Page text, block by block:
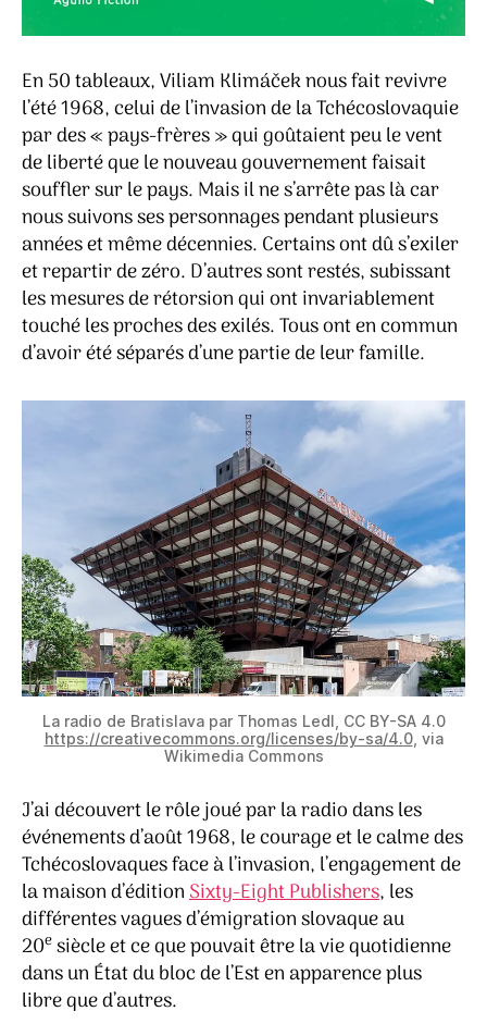
En 50 tableaux, Viliam Klimáček nous fait revivre
l’été 1968, celui de l’invasion de la Tchécoslovaquie
par des « pays-frères » qui goûtaient peu le vent
de liberté que le nouveau gouvernement faisait
souffler sur le pays. Mais il ne s’arrête pas là car
nous suivons ses personnages pendant plusieurs
années et même décennies. Certains ont dû s’exiler
et repartir de zéro. D’autres sont restés, subissant
les mesures de rétorsion qui ont invariablement
touché les proches des exilés. Tous ont en commun
d’avoir été séparés d’une partie de leur famille.
La radio de Bratislava par Thomas Ledl, CC BY-SA 4.0
https://creativecommons.org/licenses/by-sa/4.0, via
Wikimedia Commons
J’ai découvert le rôle joué par la radio dans les
événements d’août 1968, le courage et le calme des
Tchécoslovaques face à l’invasion, l’engagement de
la maison d’éditionSixty-Eight Publishers, les
différentes vagues d’émigration slovaque au
20esiècle et ce que pouvait être la vie quotidienne
dans un État du bloc de l’Est en apparence plus
libre que d’autres.